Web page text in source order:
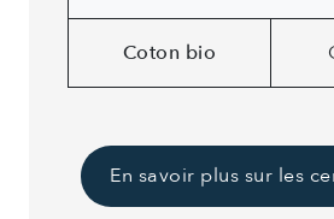
Coton bio
En savoir plus sur les